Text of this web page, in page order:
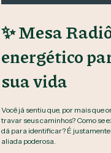
✨ Mesa
energético
sua vida
Você já sentiu que, por mais que
travar seus caminhos? Como se
dá para identificar? É justamente
aliada poderosa.